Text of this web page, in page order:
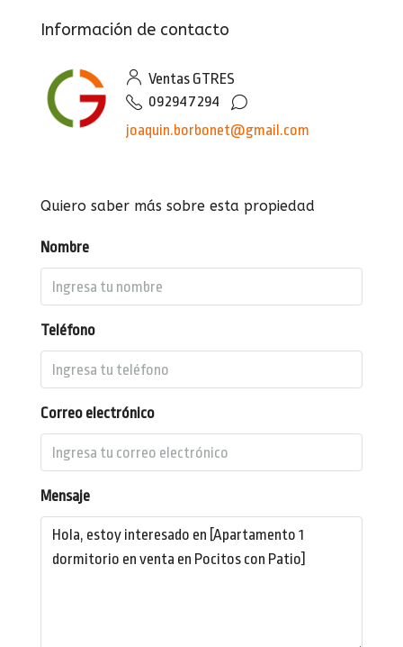
Información de contacto
Ventas GTRES
092947294
joaquin.borbonet@gmail.com
Quiero saber más sobre esta propiedad
Nombre
Teléfono
Correo electrónico
Mensaje